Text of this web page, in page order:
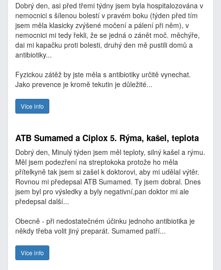
Dobrý den, asi před třemi týdny jsem byla hospitalozována v
nemocnici s šílenou bolestí v pravém boku (týden před tím
jsem měla klasicky zvýšené močení a pálení při něm), v
nemocnici mi tedy řekli, že se jedná o zánět moč. měchýře,
dai mi kapačku proti bolesti, druhý den mě pustili domů a
antibiotiky...
Fyzickou zátěž by jste měla s antibiotiky určitě vynechat.
Jako prevence je kromě tekutin je důležité...
Více info
ATB Sumamed a Ciplox 5. Rýma, kašel, teplota
Dobrý den, Minulý týden jsem měl teploty, silný kašel a rýmu.
Měl jsem podezření na streptokoka protože ho měla
přítelkyně tak jsem si zašel k doktorovi, aby mi udělal výtěr.
Rovnou mi předepsal ATB Sumamed. Ty jsem dobral. Dnes
jsem byl pro výsledky a byly negativní,pan doktor mi ale
předepsal další...
Obecně - při nedostatečném účinku jednoho antibiotika je
někdy třeba volit jiný preparát. Sumamed patří...
Více info